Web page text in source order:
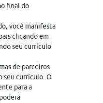
final do
você manifesta
clicando em
seu currículo
de parceiros
seu currículo. O
para a